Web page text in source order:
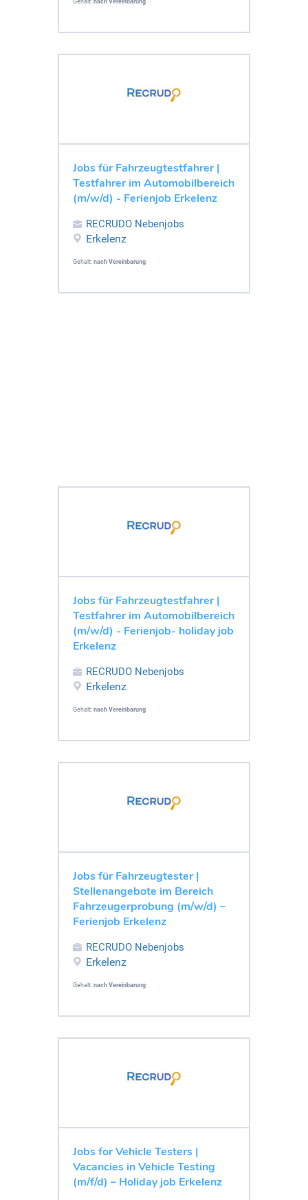
Jobs für Fahrzeugtestfahrer |
Testfahrer im Automobilbereich
(m/w/d) - Ferienjob Erkelenz
RECRUDO Nebenjobs
Erkelenz
Gehalt: nach Vereinbarung
Jobs für Fahrzeugtestfahrer |
Testfahrer im Automobilbereich
(m/w/d) - Ferienjob- holiday job
Erkelenz
RECRUDO Nebenjobs
Erkelenz
Gehalt: nach Vereinbarung
Jobs für Fahrzeugtester |
Stellenangebote im Bereich
Fahrzeugerprobung (m/w/d) –
Ferienjob Erkelenz
RECRUDO Nebenjobs
Erkelenz
Gehalt: nach Vereinbarung
Jobs for Vehicle Testers |
Vacancies in Vehicle Testing
(m/f/d) – Holiday job Erkelenz